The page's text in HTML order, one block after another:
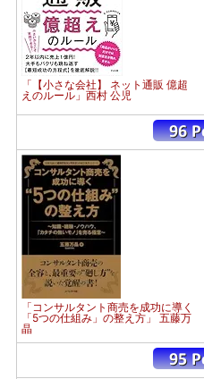
「【小さな会社】 ネット通販 億超
えのルール」西村 公児
「コンサルタント商売を成功に導く
「5つの仕組み」の整え方」 五藤万
晶